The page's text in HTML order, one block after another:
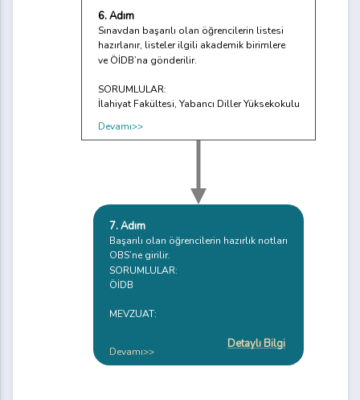
6. Adım
Sınavdan başarılı olan öğrencilerin listesi
hazırlanır, listeler ilgili akademik birimlere
ve ÖİDB’na gönderilir.
SORUMLULAR:
İlahiyat Fakültesi, Yabancı Diller Yüksekokulu
Devamı>>
7. Adım
Başarılı olan öğrencilerin hazırlık notları
OBS’ne girilir.
SORUMLULAR:
ÖİDB
MEVZUAT:
Detaylı Bilgi
Devamı>>